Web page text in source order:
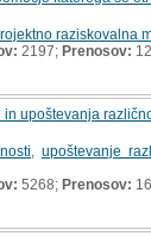
raziskovalna
2197; Prenosov:
upoštevanja
upoštevanje
5268; Prenosov: